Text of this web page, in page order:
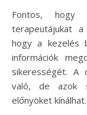
Fontos, hogy
terapeutájukat a
hogy a kezelés
információk
sikerességét. A
való, de azok
előnyöket kínálhat.